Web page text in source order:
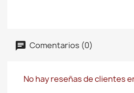
Comentarios (0)
No hay reseñas de clientes